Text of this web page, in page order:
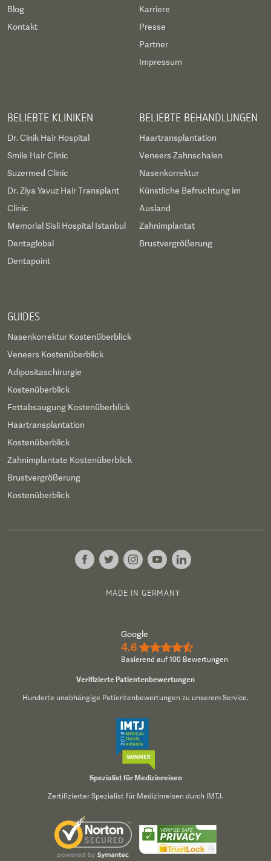
Blog
Kontakt
Karriere
Presse
Partner
Impressum
BELIEBTE KLINIKEN
Dr. Cinik Hair Hospital
Smile Hair Clinic
Suzermed Clinic
Dr. Ziya Yavuz Hair Transplant
Clinic
Memorial Sisli Hospital Istanbul
Dentaglobal
Dentapoint
BELIEBTE BEHANDLUNGEN
Haartransplantation
Veneers Zahnschalen
Nasenkorrektur
Künstliche Befruchtung im
Ausland
Zahnimplantat
Brustvergrößerung
GUIDES
Nasenkorrektur Kostenüberblick
Veneers Kostenüberblick
Adipositaschirurgie
Kostenüberblick
Fettabsaugung Kostenüberblick
Haartransplantation
Kostenüberblick
Zahnimplantate Kostenüberblick
Brustvergrößerung
Kostenüberblick
MADE IN GERMANY
Google
4.6 ★★★★½
Basierend auf 100 Bewertungen
Verifizierte Patientenbewertungen
Hunderte unabhängige Patientenbewertungen zu unserem Service.
Spezialist für Medizinreisen
Zertifizierter Spezialist für Medizinreisen durch IMTJ.